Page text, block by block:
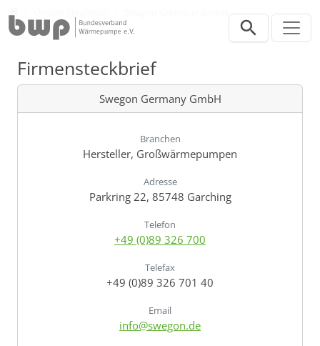
Firmensteckbrief
Swegon Germany GmbH
Branchen
Hersteller, Großwärmepumpen
Adresse
Parkring 22, 85748 Garching
Telefon
+49 (0)89 326 700
Telefax
+49 (0)89 326 701 40
Email
info@swegon.de